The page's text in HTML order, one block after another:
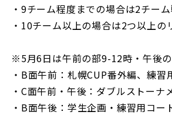
・9チーム程度までの場合は2チー
・10チーム以上の場合は2つ以上
※5月6日は午前の部9-12時・午後
・B面午前：札幌CUP番外編、練習
・C面午前・午後：ダブルストーナ
・B面午後：学生企画・練習用コー